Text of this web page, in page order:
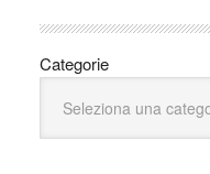
Categorie